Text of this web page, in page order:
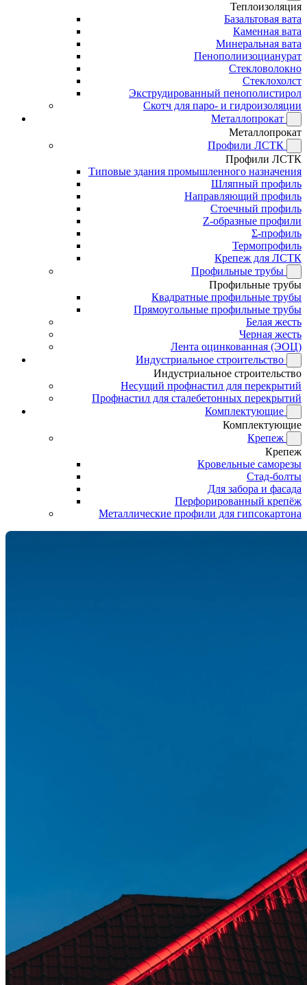
Теплоизоляция
Базальтовая вата
Каменная вата
Минеральная вата
Пенополиизоцианурат
Стекловолокно
Стеклохолст
Экструдированный пенополистирол
Скотч для паро- и гидроизоляции
Металлопрокат
Металлопрокат
Профили ЛСТК
Профили ЛСТК
Типовые здания промышленного назначения
Шляпный профиль
Направляющий профиль
Стоечный профиль
Z-образные профили
Σ-профиль
Термопрофиль
Крепеж для ЛСТК
Профильные трубы
Профильные трубы
Квадратные профильные трубы
Прямоугольные профильные трубы
Белая жесть
Черная жесть
Лента оцинкованная (ЭОЦ)
Индустриальное строительство
Индустриальное строительство
Несущий профнастил для перекрытий
Профнастил для сталебетонных перекрытий
Комплектующие
Комплектующие
Крепеж
Крепеж
Кровельные саморезы
Стад-болты
Для забора и фасада
Перфорированный крепёж
Металлические профили для гипсокартона